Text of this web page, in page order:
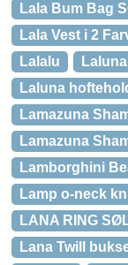
Lala Bum Bag
Lala Vest i 2
Lalalu
Laluna
Lamazuna
Lamazuna
Lamborghini
Lamp o-neck
LANA RING
Lana Twill